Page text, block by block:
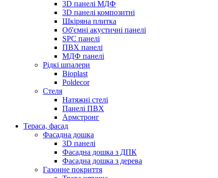
3D панелі МДФ
3D панелі композитні
Шкіряна плитка
Об'ємні акустичні панелі
SPC панелі
ПВХ панелі
МДФ панелі
Рідкі шпалери
Bioplast
Poldecor
Стеля
Натяжні стелі
Панелі ПВХ
Армстронг
Тераса, фасад
Фасадна дошка
3D панелі
Фасадна дошка з ДПК
Фасадна дошка з дерева
Газонне покриття